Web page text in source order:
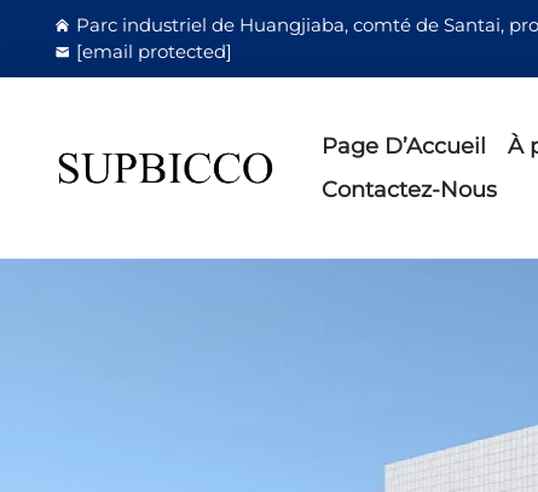
Parc industriel de Huangjiaba, comté de Santai,
[email protected]
Page D’Accueil À
Contactez-Nous